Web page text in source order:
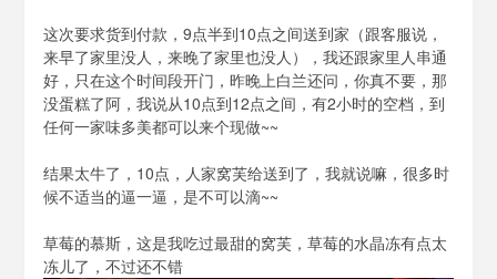
这次要求货到付款，9点半到10点之间送到家（跟客服说，
来早了家里没人，来晚了家里也没人），我还跟家里人串通
好，只在这个时间段开门，昨晚上白兰还问，你真不要，那
没蛋糕了阿，我说从10点到12点之间，有2小时的空档，到
任何一家味多美都可以来个现做~~
结果太牛了，10点，人家窝芙给送到了，我就说嘛，很多时
候不适当的逼一逼，是不可以滴~~
草莓的慕斯，这是我吃过最甜的窝芙，草莓的水晶冻有点太
冻儿了，不过还不错